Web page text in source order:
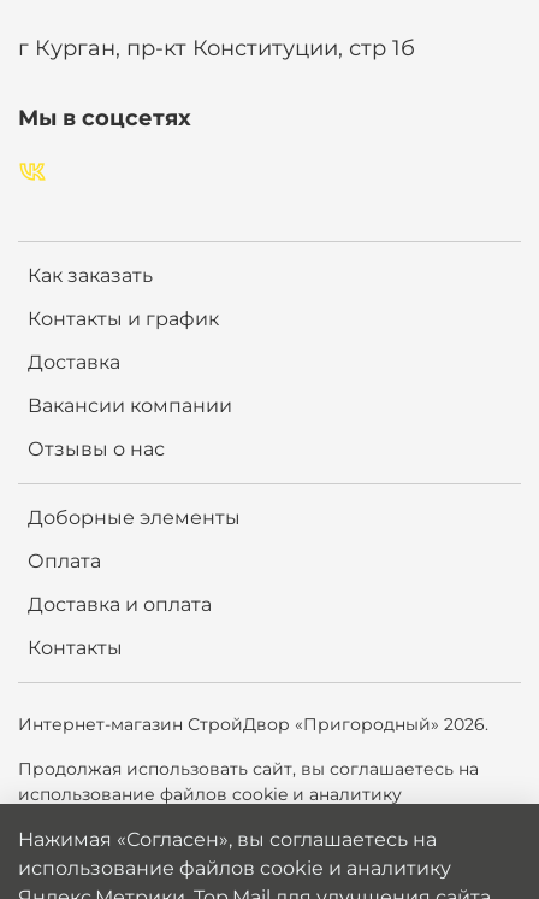
Как заказать
Контакты и график
Доставка
Вакансии компании
Отзывы о нас
Доборные элементы
Оплата
Доставка и оплата
Контакты
г Курган, пр-кт Конституции, стр 1б
Мы в соцсетях
Интернет-магазин СтройДвор «Пригородный» 2026.
Продолжая использовать сайт, вы соглашаетесь на
использование файлов cookie и аналитику
можете отключить cookie в настройках браузера.
Политика обработки персональных данных
Нажимая «Согласен», вы соглашаетесь на
использование файлов cookie и аналитику